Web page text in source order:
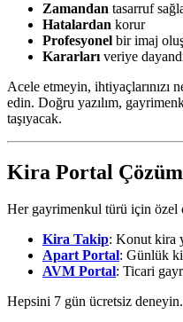
Zamandan tasarruf
Hatalardan korur
Profesyonel bir imaj
Kararları veriye
Acele etmeyin, ihtiyaçlarınızı
edin. Doğru yazılım,
taşıyacak.
Kira Portal
Her gayrimenkul türü için özel
Kira Takip: Konut kira
Apart Portal: Günlük
AVM Portal: Ticari
Hepsini 7 gün ücretsiz deneyin.